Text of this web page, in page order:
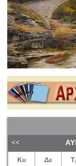
Κυ Δε